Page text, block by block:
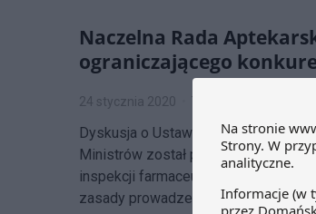
Naczelna Rada
ograniczającego
24 stycznia 2020 Tomasz Kaczyński
Dyskusja o Ustawie o zawodzie
Ministrów został pozbawiony
inspekcji farmaceutycznej.
zasady prowadzenia działalności